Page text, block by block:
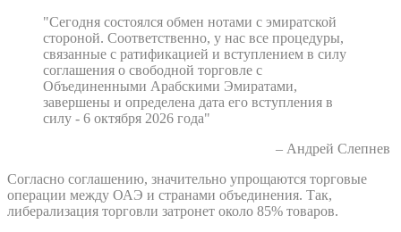
"Сегодня состоялся обмен нотами с эмиратской
стороной. Соответственно, у нас все процедуры,
связанные с ратификацией и вступлением в силу
соглашения о свободной торговле с
Объединенными Арабскими Эмиратами,
завершены и определена дата его вступления в
силу - 6 октября 2026 года"
– Андрей Слепнев
Согласно соглашению, значительно упрощаются торговые
операции между ОАЭ и странами объединения. Так,
либерализация торговли затронет около 85% товаров.